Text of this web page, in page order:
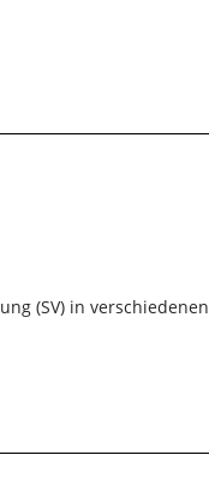
(SV) in verschiedenen